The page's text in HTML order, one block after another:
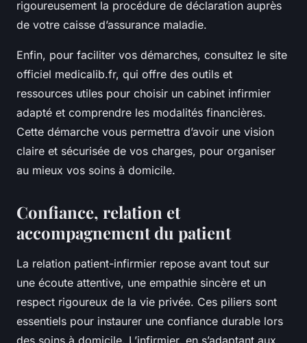
rigoureusement la procédure de déclaration auprès
de votre caisse d’assurance maladie.
Enfin, pour faciliter vos démarches, consultez le site
officiel medicalib.fr, qui offre des outils et
ressources utiles pour choisir un cabinet infirmier
adapté et comprendre les modalités financières.
Cette démarche vous permettra d’avoir une vision
claire et sécurisée de vos charges, pour organiser
au mieux vos soins à domicile.
Confiance, relation et
accompagnement du patient
La relation patient-infirmier repose avant tout sur
une écoute attentive, une empathie sincère et un
respect rigoureux de la vie privée. Ces piliers sont
essentiels pour instaurer une confiance durable lors